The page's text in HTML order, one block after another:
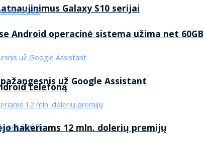
Galaxy S10 serijai
telefoną
Android operacinė sistema užima net 60GB
už Google Assistant
hakeriams 12 mln. dolerių premijų